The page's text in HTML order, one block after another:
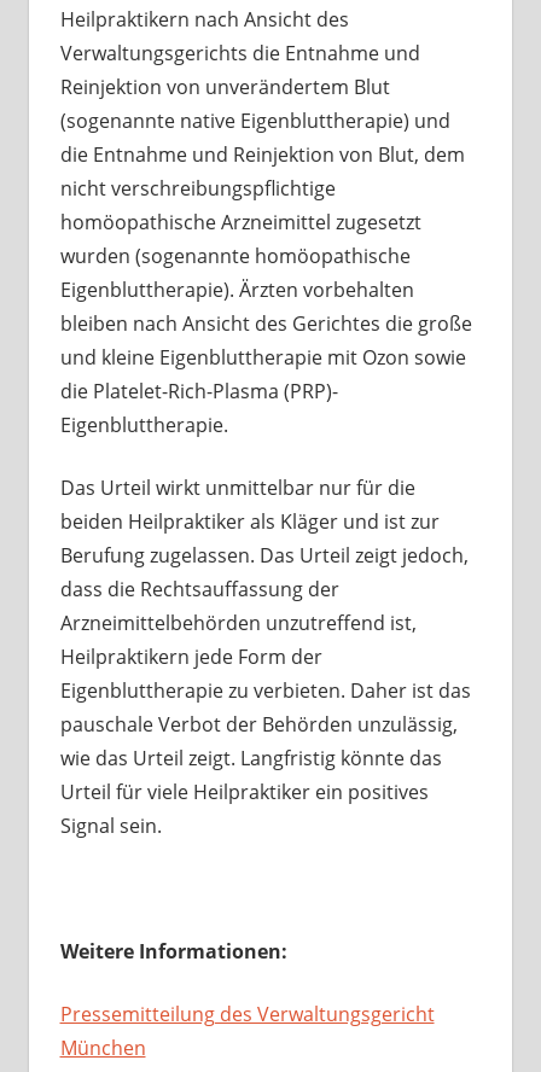
Heilpraktikern nach Ansicht des
Verwaltungsgerichts die Entnahme und
Reinjektion von unverändertem Blut
(sogenannte native Eigenbluttherapie) und
die Entnahme und Reinjektion von Blut, dem
nicht verschreibungspflichtige
homöopathische Arzneimittel zugesetzt
wurden (sogenannte homöopathische
Eigenbluttherapie). Ärzten vorbehalten
bleiben nach Ansicht des Gerichtes die große
und kleine Eigenbluttherapie mit Ozon sowie
die Platelet-Rich-Plasma (PRP)-
Eigenbluttherapie.
Das Urteil wirkt unmittelbar nur für die
beiden Heilpraktiker als Kläger und ist zur
Berufung zugelassen. Das Urteil zeigt jedoch,
dass die Rechtsauffassung der
Arzneimittelbehörden unzutreffend ist,
Heilpraktikern jede Form der
Eigenbluttherapie zu verbieten. Daher ist das
pauschale Verbot der Behörden unzulässig,
wie das Urteil zeigt. Langfristig könnte das
Urteil für viele Heilpraktiker ein positives
Signal sein.
Weitere Informationen:
Pressemitteilung des Verwaltungsgericht
München